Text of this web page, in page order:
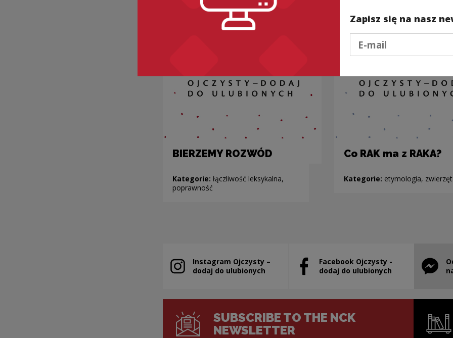
BIERZEMY ROZWÓD
Kategorie: łączliwość leksykalna,
poprawność
Co RAK ma z RAKA?
Kategorie: etymologia,
Instagram Ojczysty –
dodaj do ulubionych
Note, the link will open in a new window
Facebook Ojczysty -
dodaj do ulubionych
Note, the link will open in a new window
Note,
SUBSCRIBE TO THE NCK
NEWSLETTER
Zapisz się na nasz